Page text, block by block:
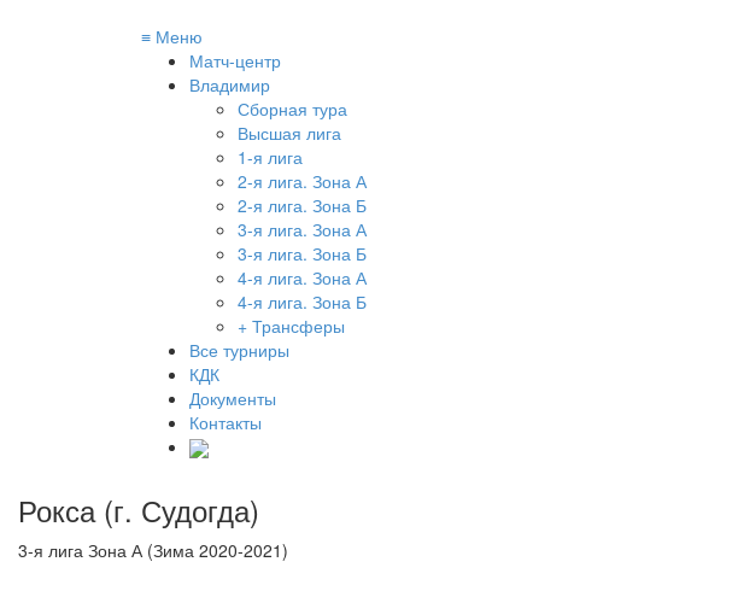
≡ Меню
Матч-центр
Владимир
Сборная тура
Высшая лига
1-я лига
2-я лига. Зона А
2-я лига. Зона Б
3-я лига. Зона А
3-я лига. Зона Б
4-я лига. Зона А
4-я лига. Зона Б
+ Трансферы
Все турниры
КДК
Документы
Контакты
Рокса (г. Судогда)
3-я лига Зона А (Зима 2020-2021)